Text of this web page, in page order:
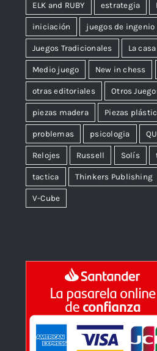
ELK and RUBY estrategia
iniciación juegos de ingenio
Juegos Tradicionales La
Medio juego New in chess
otras editoriales Otros
piezas madera Piezas
problemas psicologia
Relojes Russell Solís
tactica Thinkers Publishing
V-Cube